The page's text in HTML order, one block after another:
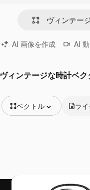
AI 画像を作成 AI
ヴィンテージな時計ベク
ベクトル
動画
ラ